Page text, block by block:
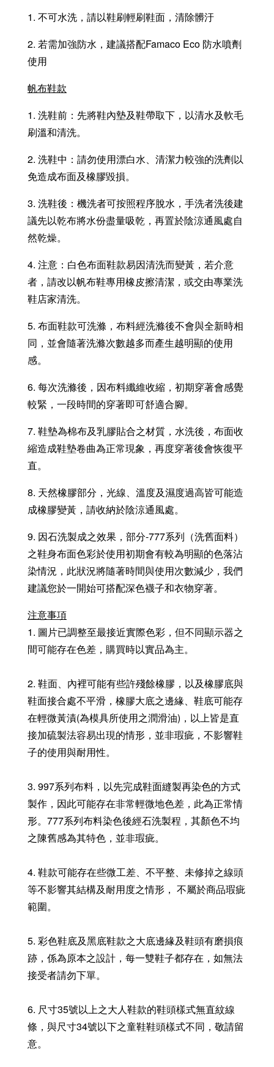
1. 不可水洗，請以鞋刷輕刷鞋面，清除髒汙
2. 若需加強防水，建議搭配Famaco Eco 防水噴劑
使用
帆布鞋款
1. 洗鞋前：先將鞋內墊及鞋帶取下，以清水及軟毛
刷溫和清洗。
2. 洗鞋中：請勿使用漂白水、清潔力較強的洗劑以
免造成布面及橡膠毀損。
3. 洗鞋後：機洗者可按照程序脫水，手洗者洗後建
議先以乾布將水份盡量吸乾，再置於陰涼通風處自
然乾燥。
4. 注意：白色布面鞋款易因清洗而變黃，若介意
者，請改以帆布鞋專用橡皮擦清潔，或交由專業洗
鞋店家清洗。
5. 布面鞋款可洗滌，布料經洗滌後不會與全新時相
同，並會隨著洗滌次數越多而產生越明顯的使用
感。
6. 每次洗滌後，因布料纖維收縮，初期穿著會感覺
較緊，一段時間的穿著即可舒適合腳。
7. 鞋墊為棉布及乳膠貼合之材質，水洗後，布面收
縮造成鞋墊卷曲為正常現象，再度穿著後會恢復平
直。
8. 天然橡膠部分，光線、溫度及濕度過高皆可能造
成橡膠變黃，請收納於陰涼通風處。
9. 因石洗製成之效果，部分-777系列（洗舊面料）
之鞋身布面色彩於使用初期會有較為明顯的色落沾
染情況，此狀況將隨著時間與使用次數減少，我們
建議您於一開始可搭配深色襪子和衣物穿著。
注意事項
1. 圖片已調整至最接近實際色彩，但不同顯示器之
間可能存在色差，購買時以實品為主。
2. 鞋面、內裡可能有些許殘餘橡膠，以及橡膠底與
鞋面接合處不平滑，橡膠大底之邊緣、鞋底可能存
在輕微黃漬(為模具所使用之潤滑油)，以上皆是直
接加硫製法容易出現的情形，並非瑕疵，不影響鞋
子的使用與耐用性。
3. 997系列布料，以先完成鞋面縫製再染色的方式
製作，因此可能存在非常輕微地色差，此為正常情
形。777系列布料染色後經石洗製程，其顏色不均
之陳舊感為其特色，並非瑕疵。
4. 鞋款可能存在些微工差、不平整、未修掉之線頭
等不影響其結構及耐用度之情形， 不屬於商品瑕疵
範圍。
5. 彩色鞋底及黑底鞋款之大底邊緣及鞋頭有磨損痕
跡，係為原本之設計，每一雙鞋子都存在，如無法
接受者請勿下單。
6. 尺寸35號以上之大人鞋款的鞋頭樣式無直紋線
條，與尺寸34號以下之童鞋鞋頭樣式不同，敬請留
意。